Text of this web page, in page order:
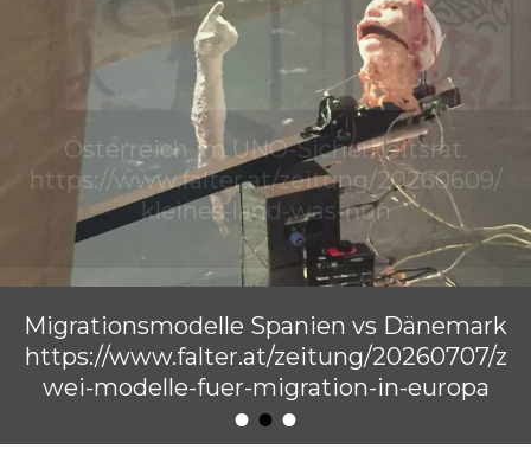
•••
Migrationsmodelle Spanien vs Dänemark
https://www.falter.at/zeitung/20260707/z
wei-modelle-fuer-migration-in-europa
Raimund Löw